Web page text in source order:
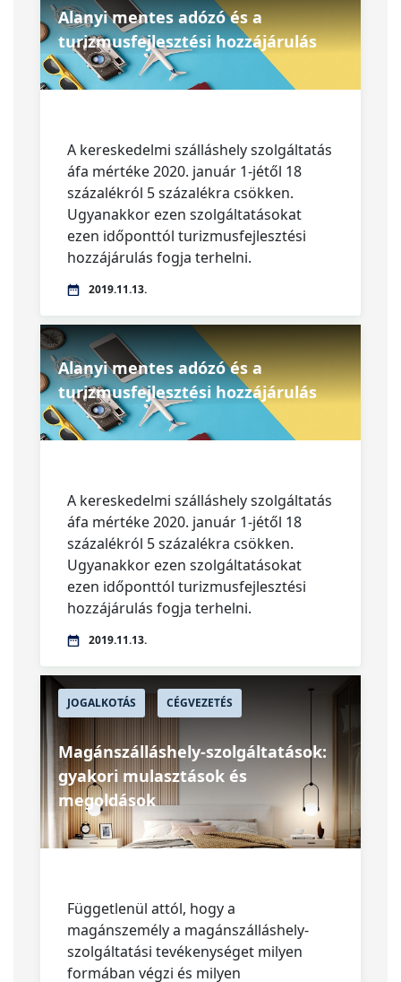
Alanyi mentes adózó és a
turizmusfejlesztési hozzájárulás
A kereskedelmi szálláshely szolgáltatás
áfa mértéke 2020. január 1-jétől 18
százalékról 5 százalékra csökken.
Ugyanakkor ezen szolgáltatásokat
ezen időponttól turizmusfejlesztési
hozzájárulás fogja terhelni.
2019.11.13.
Alanyi mentes adózó és a
turizmusfejlesztési hozzájárulás
A kereskedelmi szálláshely szolgáltatás
áfa mértéke 2020. január 1-jétől 18
százalékról 5 százalékra csökken.
Ugyanakkor ezen szolgáltatásokat
ezen időponttól turizmusfejlesztési
hozzájárulás fogja terhelni.
2019.11.13.
JOGALKOTÁS CÉGVEZETÉS
Magánszálláshely-szolgáltatások:
gyakori mulasztások és
megoldások
Függetlenül attól, hogy a
magánszemély a magánszálláshely-
szolgáltatási tevékenységet milyen
formában végzi és milyen